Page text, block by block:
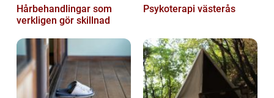
Hårbehandlingar som
verkligen gör skillnad
Psykoterapi västerås